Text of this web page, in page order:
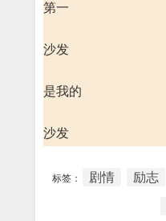
第一
沙发
是我的
沙发
标签： 剧情 励志